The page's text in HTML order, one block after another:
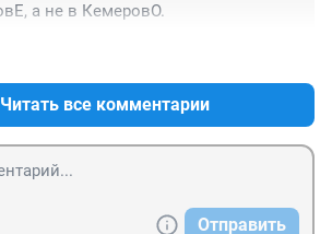
Читать все комментарии
Отправить